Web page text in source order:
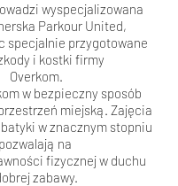
wyspecjalizowana
Parkour United,
specjalnie przygotowane
i kostki firmy
Overkom.
w bezpieczny sposób
miejską. Zajęcia
w znacznym stopniu
pozwalają na
fizycznej w duchu
zabawy.